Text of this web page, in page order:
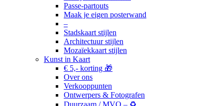
Passe-partouts
Maak je eigen posterwand
–
Stadskaart stijlen
Architectuur stijlen
Mozaïekkaart stijlen
Kunst in Kaart
€ 5,- korting 🎁
Over ons
Verkooppunten
Ontwerpers & Fotografen
Duurzaam / MVO – ♻️